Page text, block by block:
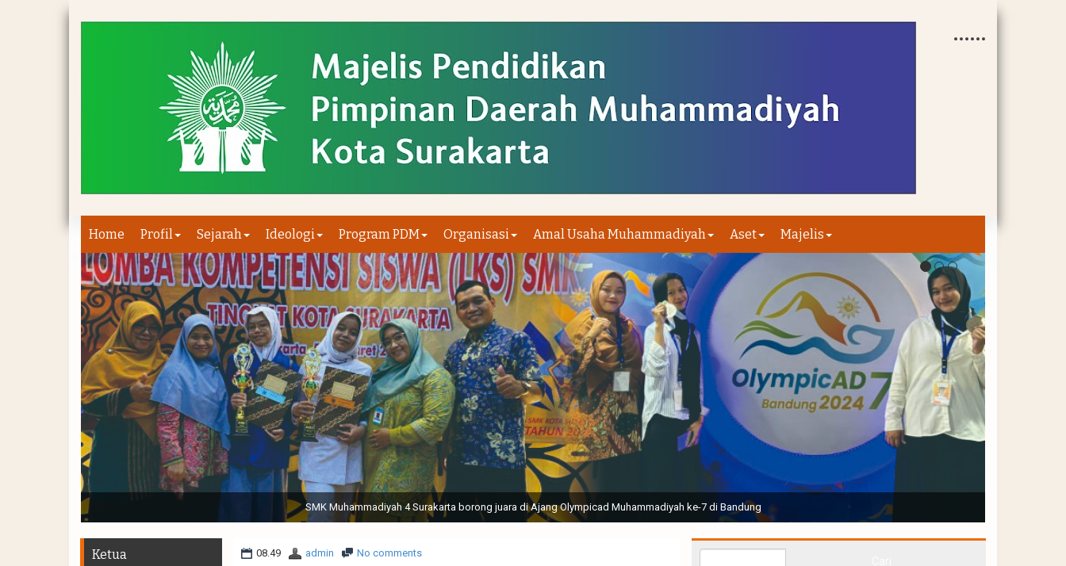
Home Profil Sejarah Ideologi Program PDM Organisasi Amal Usaha Muhammadiyah Aset Majelis
Sabtu, 19 November 2022. (dari kiri) Pertunjukan Tapak Suci Perguruan Muhammadiyah ( TSPM ) di Stadion Manahan Solo || Ir. H. Joko Widodo selaku Presiden RI membuka Acara Muktamar
Muhammadiyah 48 || Pertunjukan bendera dan tari memukau seluruh Muktamar dan Muktamirin yang hadir di dalam stadion
08.49 admin No comments
Ketua